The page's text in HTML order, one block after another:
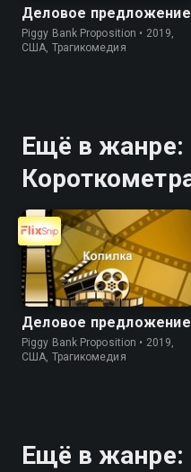
Деловое предложение
Piggy Bank Proposition • 2019,
США, Трагикомедия
Ещё в жанре:
Деловое предложение
Piggy Bank Proposition • 2019,
США, Трагикомедия
Ещё в жанре: